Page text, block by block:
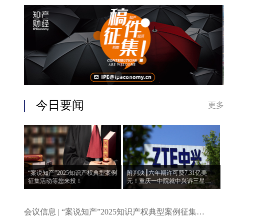
今日要闻 更多
“案说知产”2025知识产权典型案例
征集活动等您来投！
附判决┃六年期许可费7.31亿美
元！重庆一中院就中兴诉三星案
作出一审判决
会议信息 | “案说知产”2025知识产权典型案例征集活